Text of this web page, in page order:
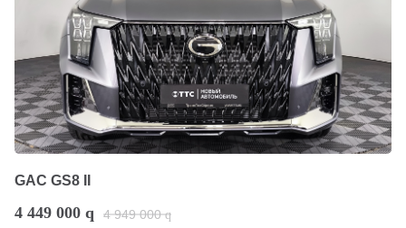
GAC GS8 II
4 449 000 q 4 949 000 q